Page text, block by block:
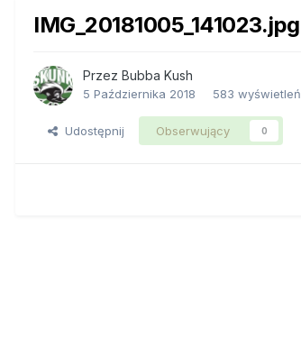
IMG_20181005_141023.jpg
Przez Bubba Kush
5 Października 2018 583 wyświetleń
Udostępnij Obserwujący 0